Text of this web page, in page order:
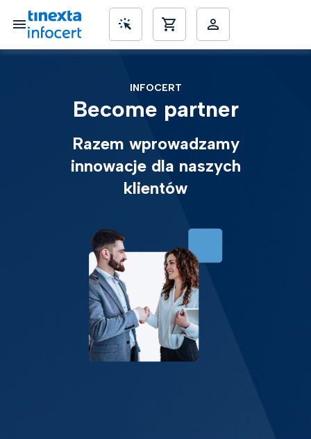
INFOCERT
Become partner
Razem wprowadzamy
innowacje dla naszych
klientów